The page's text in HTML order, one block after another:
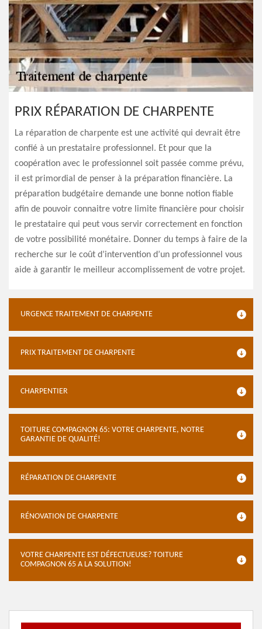
PRIX RÉPARATION DE CHARPENTE
La réparation de charpente est une activité qui devrait être
confié à un prestataire professionnel. Et pour que la
coopération avec le professionnel soit passée comme prévu,
il est primordial de penser à la préparation financière. La
préparation budgétaire demande une bonne notion fiable
afin de pouvoir connaitre votre limite financière pour choisir
le prestataire qui peut vous servir correctement en fonction
de votre possibilité monétaire. Donner du temps à faire de la
recherche sur le coût d’intervention d’un professionnel vous
aide à garantir le meilleur accomplissement de votre projet.
URGENCE TRAITEMENT DE CHARPENTE
PRIX TRAITEMENT DE CHARPENTE
CHARPENTIER
TOITURE COMPAGNON 65: VOTRE CHARPENTE, NOTRE
GARANTIE DE QUALITÉ!
RÉPARATION DE CHARPENTE
RÉNOVATION DE CHARPENTE
VOTRE CHARPENTE EST DÉFECTUEUSE? TOITURE
COMPAGNON 65 A LA SOLUTION!